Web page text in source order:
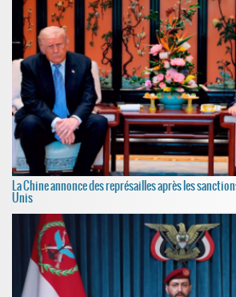
La Chine annonce des représailles après les
Unis